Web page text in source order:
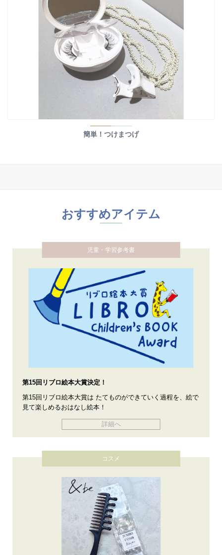
簡単！つけまつげ
おすすめアイテム
児童・学習参考書
第15回リブロ絵本大賞決定！
第15回リブロ絵本大賞は たてものができていく過程を、絵で
見て楽しめるおはなし絵本！
詳細へ
コスメ